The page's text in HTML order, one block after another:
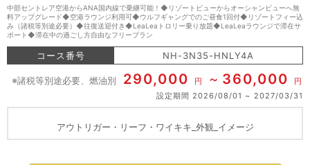
中部セントレア空港からANA国内線で乗継可能！◆リゾートビューからオーシャンビューへ無
料アップグレード◆空港ラウンジ利用可◆ウルフギャングでのご昼食1回付◆リゾートフィー込
み（諸税等別途必要）◆往復送迎付き◆LeaLeaトロリー乗り放題◆LeaLeaラウンジで滞在サ
ポート◆滞在中の過ごし方自由なフリープラン
コース番号 NH-3N35-HNLY4A
※諸税等別途必要、燃油別 290,000 円 360,000
円
設定期間 2026/08/01 2027/03/31
アウトリガー・リーフ・ワイキキ_外観_イメージ